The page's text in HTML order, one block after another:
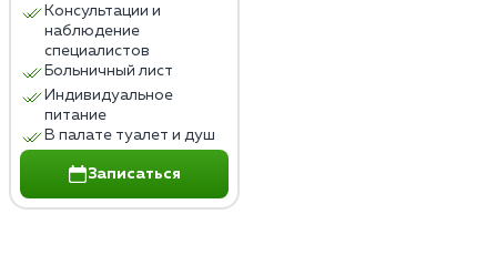
Консультации и
наблюдение
специалистов
Больничный лист
Индивидуальное
питание
В палате туалет и душ
Записаться